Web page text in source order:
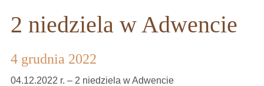
2 niedziela w Adwencie
4 grudnia 2022
04.12.2022 r. – 2 niedziela w Adwencie